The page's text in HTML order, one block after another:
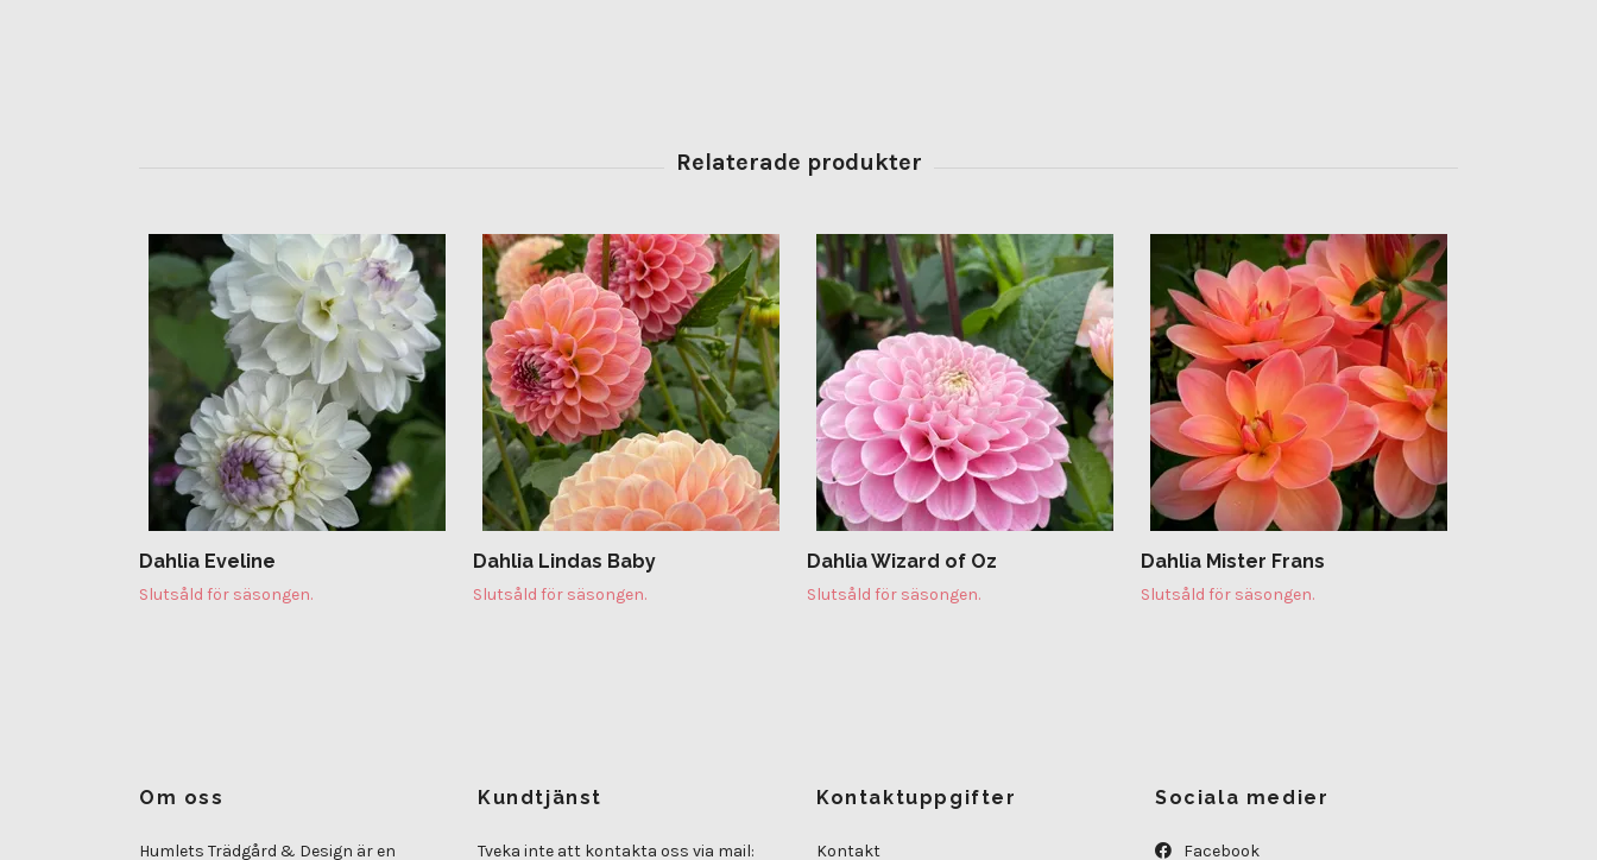
Dahlia Eveline
Slutsåld för säsongen.
Dahlia Lindas Baby
Slutsåld för säsongen.
Dahlia Wizard of Oz
Slutsåld för säsongen.
Dahlia Mister Frans
Slutsåld för säsongen.
Om oss
Humlets Trädgård & Design är en
Kundtjänst
Tveka inte att kontakta oss via mail:
Kontaktuppgifter
Kontakt
Sociala medier
Facebook